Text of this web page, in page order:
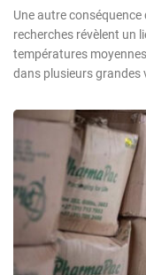
Une autre
recherches révèlent un
températures
dans plusieurs grandes